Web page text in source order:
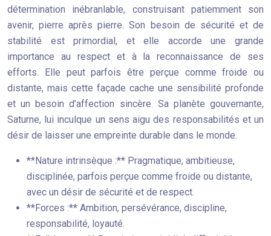
détermination inébranlable, construisant patiemment son
avenir, pierre après pierre. Son besoin de sécurité et de
stabilité est primordial, et elle accorde une grande
importance au respect et à la reconnaissance de ses
efforts. Elle peut parfois être perçue comme froide ou
distante, mais cette façade cache une sensibilité profonde
et un besoin d’affection sincère. Sa planète gouvernante,
Saturne, lui inculque un sens aigu des responsabilités et un
désir de laisser une empreinte durable dans le monde.
**Nature intrinsèque :** Pragmatique, ambitieuse,
disciplinée, parfois perçue comme froide ou distante,
avec un désir de sécurité et de respect.
**Forces :** Ambition, persévérance, discipline,
responsabilité, loyauté.